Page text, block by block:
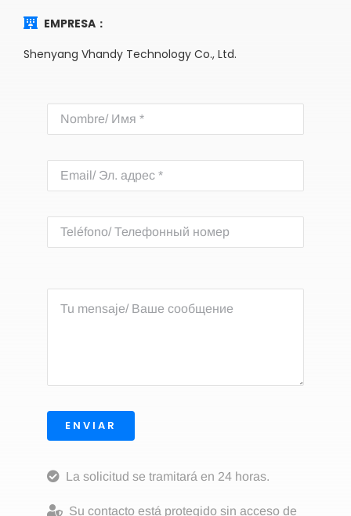
EMPRESA：
Shenyang Vhandy Technology Co., Ltd.
ENVIAR
La solicitud se tramitará en 24 horas.
Su contacto está protegido sin acceso de